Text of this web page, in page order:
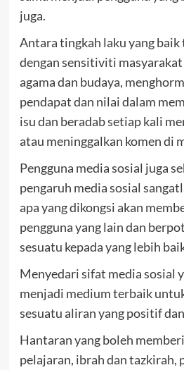
juga.
Antara tingkah laku yang baik
dengan sensitiviti
agama dan budaya,
pendapat dan nilai dalam
isu dan beradab setiap kali
atau meninggalkan komen di
Pengguna media sosial juga
pengaruh media sosial
apa yang dikongsi akan
pengguna yang lain dan
sesuatu kepada yang lebih
Menyedari sifat media sosial
menjadi medium terbaik
sesuatu aliran yang positif
Hantaran yang boleh
pelajaran, ibrah dan tazkirah,